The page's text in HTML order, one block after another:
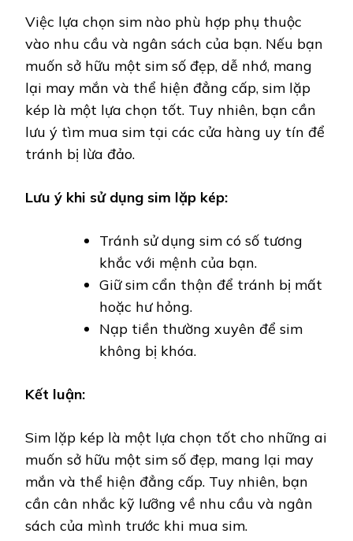
Việc lựa chọn sim nào phù hợp phụ thuộc
vào nhu cầu và ngân sách của bạn. Nếu bạn
muốn sở hữu một sim số đẹp, dễ nhớ, mang
lại may mắn và thể hiện đẳng cấp, sim lặp
kép là một lựa chọn tốt. Tuy nhiên, bạn cần
lưu ý tìm mua sim tại các cửa hàng uy tín để
tránh bị lừa đảo.
Lưu ý khi sử dụng sim lặp kép:
Tránh sử dụng sim có số tương
khắc với mệnh của bạn.
Giữ sim cẩn thận để tránh bị mất
hoặc hư hỏng.
Nạp tiền thường xuyên để sim
không bị khóa.
Kết luận:
Sim lặp kép là một lựa chọn tốt cho những ai
muốn sở hữu một sim số đẹp, mang lại may
mắn và thể hiện đẳng cấp. Tuy nhiên, bạn
cần cân nhắc kỹ lưỡng về nhu cầu và ngân
sách của mình trước khi mua sim.